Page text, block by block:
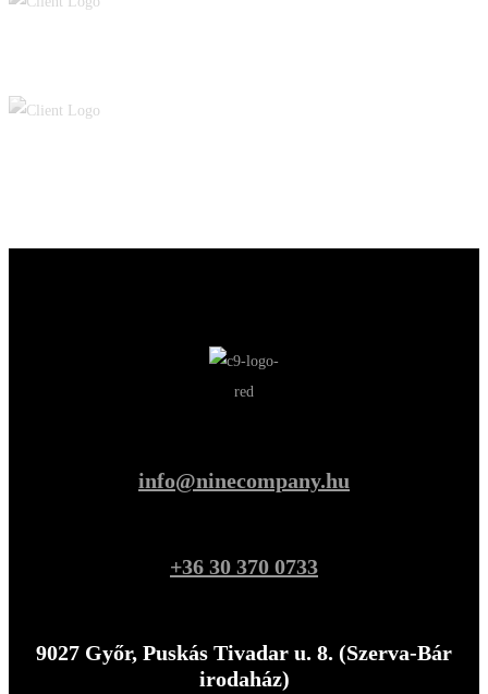
info@ninecompany.hu
+36 30 370 0733
9027 Győr, Puskás Tivadar u. 8. (Szerva-Bár
irodaház)